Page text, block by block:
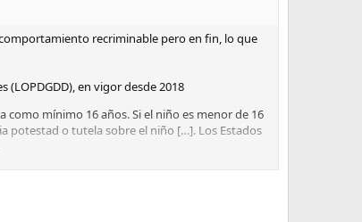
recriminable pero en fin, lo que
(LOPDGDD), en vigor desde 2018
mínimo 16 años. Si el niño es menor de 16
potestad o tutela sobre el niño […]. Los Estados
cuando sea mayor de 14 años.